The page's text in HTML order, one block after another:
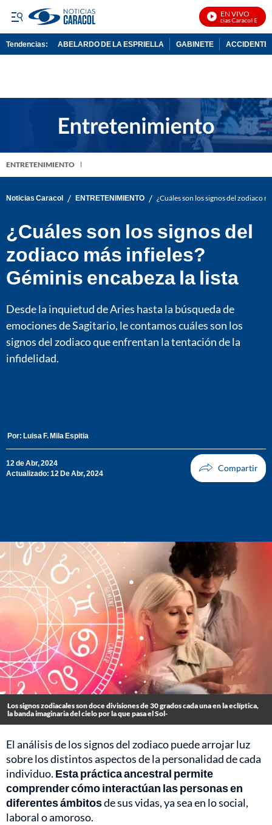
EN VIVO
Noticias Caracol En Vivo
Tendencias: ABELARDO DE LA ESPRIELLA GABINETE ACCIDENTE
ENTRETENIMIENTO
Noticias Caracol / ENTRETENIMIENTO / ¿Cuáles son los signos del zodiaco
¿Cuáles son los signos del
zodiaco más infieles?
Géminis encabeza la lista
Desde la inquietud de Aries hasta la búsqueda de
emociones de Sagitario, le contamos cuáles son los
signos del zodiaco que enfrentan la tentación de la
infidelidad.
Por: Luisa F. Mila Espitia
12 de Abr, 2024
Actualizado: 12 De Abr, 2024
Los signos zodiacales son doce divisiones de 30 grados cada una en la eclíptica,
la banda imaginaria del cielo por la que pasa el Sol-
El análisis de los signos del zodiaco puede arrojar luz
sobre los distintos aspectos de la personalidad de cada
individuo. Esta práctica ancestral permite
comprender cómo interactúan las personas en
diferentes ámbitosde sus vidas, ya sea en lo social,
laboral o amoroso.